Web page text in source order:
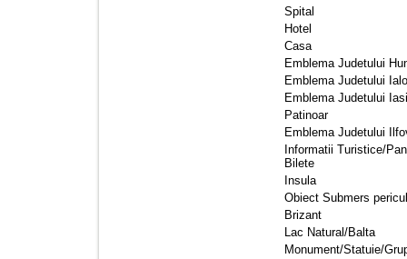
Spital
Hotel
Casa
Emblema Judetului
Emblema Judetului
Emblema Judetului Iasi
Patinoar
Emblema Judetului
Informatii Turistice/
Bilete
Insula
Obiect Submers
Brizant
Lac Natural/Balta
Monument/Statuie/